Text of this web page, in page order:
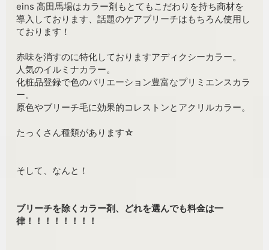
eins 高田馬場はカラー剤もとてもこだわりを持ち商材を
導入しております、話題のケアブリーチはもちろん使用し
ております！
赤味を消すのに特化しておりますアディクシーカラー。
人気のイルミナカラー。
化粧品登録で色のバリエーション豊富なプリミエンスカラ
ー。
原色やブリーチ毛に効果的コレストンとアクリルカラー。
たっくさん種類があります☆
そして、なんと！
ブリーチを除くカラー剤、どれを選んでも料金は一
律！！！！！！！！